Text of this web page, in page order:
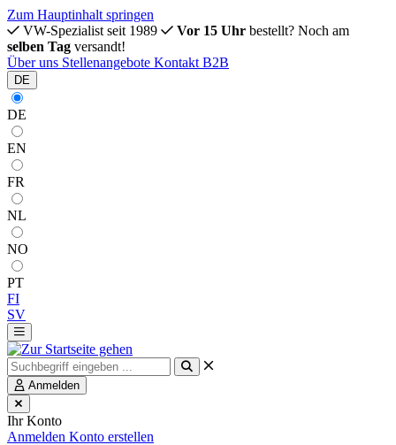
Zum Hauptinhalt springen
VW-Spezialist seit 1989
Vor 15 Uhr bestellt? Noch am
selben Tag versandt!
Über uns Stellenangebote Kontakt B2B
DE
DE
EN
FR
NL
NO
PT
FI
SV
Anmelden
Ihr Konto
Anmelden Konto erstellen